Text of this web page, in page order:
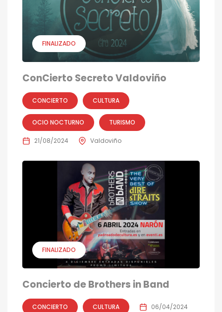
FINALIZADO
ConCierto Secreto Valdoviño
CONCIERTO CULTURA
OCIO NOCTURNO TURISMO
21/08/2024 Valdoviño
FINALIZADO
Concierto de Brothers in Band
CONCIERTO CULTURA 06/04/2024